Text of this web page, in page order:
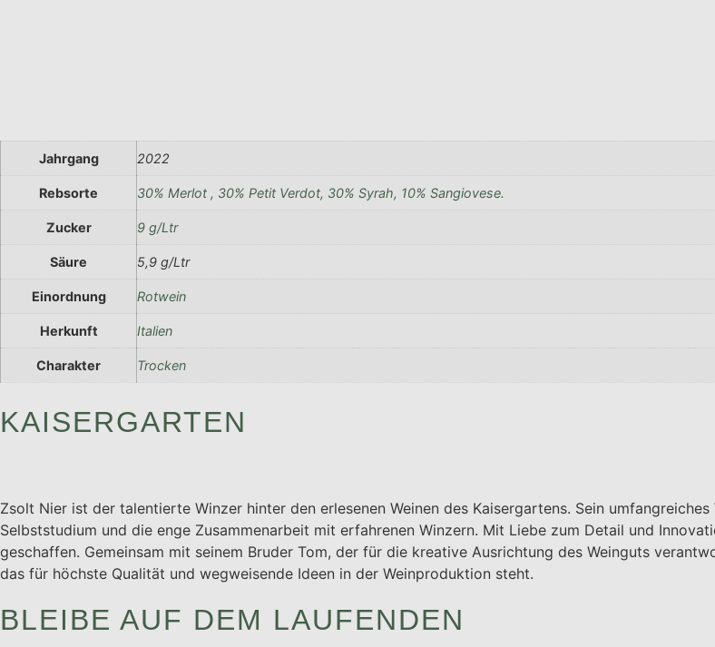
Jahrgang 2022
Rebsorte 30% Merlot , 30% Petit Verdot, 30% Syrah, 10% Sangiovese.
Zucker 9 g/Ltr
Säure 5,9 g/Ltr
Einordnung Rotwein
Herkunft Italien
Charakter Trocken
KAISERGARTEN
Zsolt Nier ist der talentierte Winzer hinter den erlesenen Weinen des Kaisergartens. Sein
Selbststudium und die enge Zusammenarbeit mit erfahrenen Winzern. Mit Liebe zum Detail und
geschaffen. Gemeinsam mit seinem Bruder Tom, der für die kreative Ausrichtung des Weinguts
das für höchste Qualität und wegweisende Ideen in der Weinproduktion steht.
BLEIBE AUF DEM LAUFENDEN